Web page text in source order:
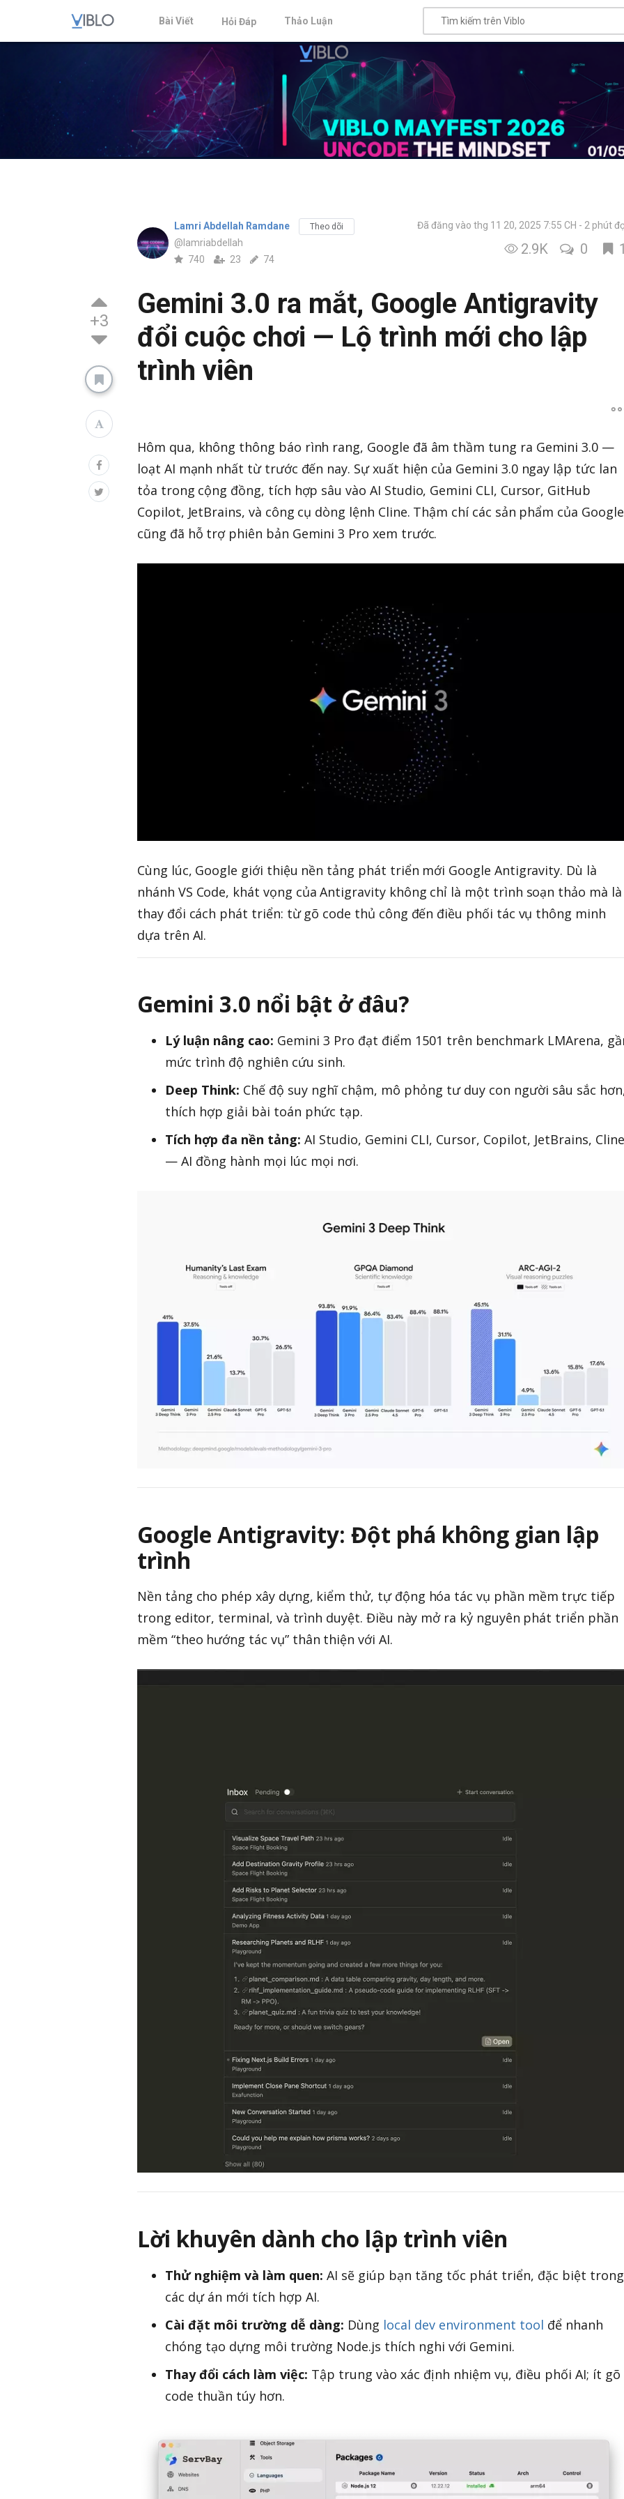
Bài Viết Hỏi Đáp Thảo Luận
+3
Lamri Abdellah Ramdane
@lamriabdellah
Theo dõi
740 23 74
Đã đăng vào thg 11 20, 2025 7:55 CH 2 phút
2.9K 0 1
Gemini 3.0 ra mắt, Google Antigravity
đổi cuộc chơi — Lộ trình mới cho lập
trình viên
Hôm qua, không thông báo rình rang, Google đã âm thầm tung ra Gemini 3.0 —
loạt AI mạnh nhất từ trước đến nay. Sự xuất hiện của Gemini 3.0 ngay lập tức lan
tỏa trong cộng đồng, tích hợp sâu vào AI Studio, Gemini CLI, Cursor, GitHub
Copilot, JetBrains, và công cụ dòng lệnh Cline. Thậm chí các sản phẩm của Google
cũng đã hỗ trợ phiên bản Gemini 3 Pro xem trước.
Cùng lúc, Google giới thiệu nền tảng phát triển mới Google Antigravity. Dù là
nhánh VS Code, khát vọng của Antigravity không chỉ là một trình soạn thảo mà là
thay đổi cách phát triển: từ gõ code thủ công đến điều phối tác vụ thông minh
dựa trên AI.
Gemini 3.0 nổi bật ở đâu?
Lý luận nâng cao: Gemini 3 Pro đạt điểm 1501 trên benchmark LMArena,
mức trình độ nghiên cứu sinh.
Deep Think: Chế độ suy nghĩ chậm, mô phỏng tư duy con người sâu sắc
thích hợp giải bài toán phức tạp.
Tích hợp đa nền tảng: AI Studio, Gemini CLI, Cursor, Copilot, JetBrains, Cline
— AI đồng hành mọi lúc mọi nơi.
Google Antigravity: Đột phá không gian lập
trình
Nền tảng cho phép xây dựng, kiểm thử, tự động hóa tác vụ phần mềm trực tiếp
trong editor, terminal, và trình duyệt. Điều này mở ra kỷ nguyên phát triển phần
mềm “theo hướng tác vụ” thân thiện với AI.
Lời khuyên dành cho lập trình viên
Thử nghiệm và làm quen: AI sẽ giúp bạn tăng tốc phát triển, đặc biệt trong
các dự án mới tích hợp AI.
Cài đặt môi trường dễ dàng: Dùng local dev environment tool để nhanh
chóng tạo dựng môi trường Node.js thích nghi với Gemini.
Thay đổi cách làm việc: Tập trung vào xác định nhiệm vụ, điều phối AI; ít gõ
code thuần túy hơn.